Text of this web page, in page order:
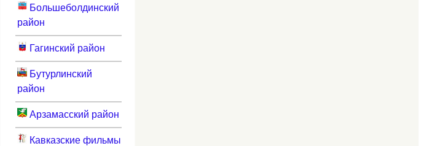
Большеболдинский
район
Гагинский район
Бутурлинский
район
Арзамасский район
Кавказские фильмы